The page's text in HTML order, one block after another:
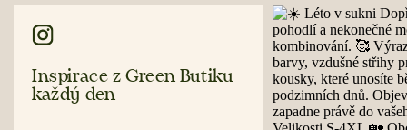
Inspirace z Green Butiku
každý den